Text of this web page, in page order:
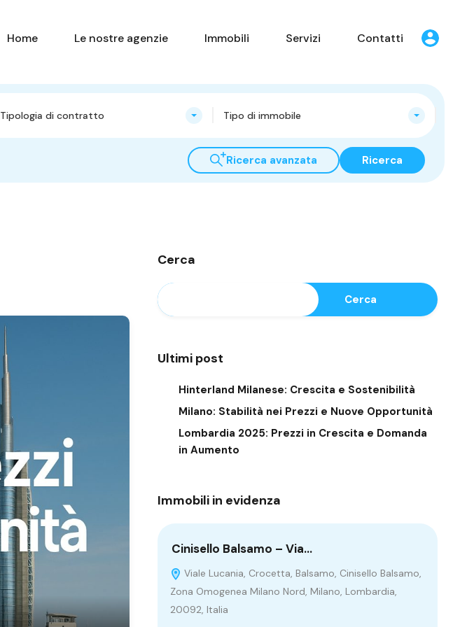
Home Le nostre agenzie Immobili Servizi Contatti
Tipologia di contratto Tipo di immobile
Ricerca avanzata Ricerca
Cerca
Cerca
Ultimi post
Hinterland Milanese: Crescita e Sostenibilità
Milano: Stabilità nei Prezzi e Nuove Opportunità
Lombardia 2025: Prezzi in Crescita e Domanda
in Aumento
Immobili in evidenza
Cinisello Balsamo – Via…
Viale Lucania, Crocetta, Balsamo, Cinisello Balsamo,
Zona Omogenea Milano Nord, Milano, Lombardia,
20092, Italia